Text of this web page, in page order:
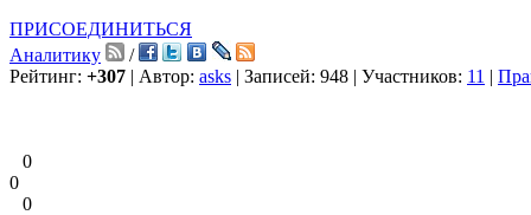
ПРИСОЕДИНИТЬСЯ
Аналитику
/
Рейтинг: +307 | Автор: asks | Записей: 948 | Участников: 11 |
0
0
0